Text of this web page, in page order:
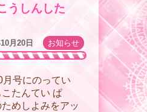
うしんした
月20日 お知らせ
号にのってい
たんてい ぱ
めしよみをアッ